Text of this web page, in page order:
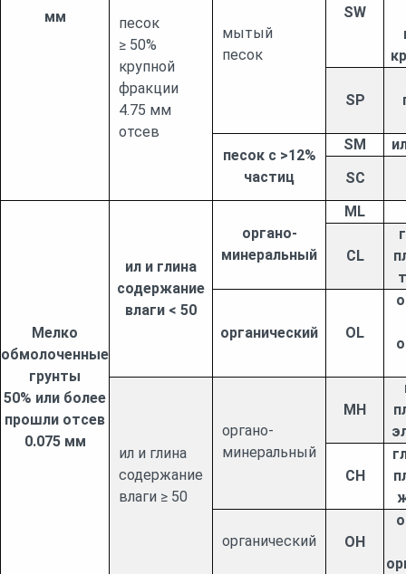
мм
песок
≥ 50%
крупной
фракции
4.75 мм
отсев
мытый
песок
SW
SP
песок с >12%
частиц
SM
SC
Мелко
обмолоченные
грунты
50% или более
прошли отсев
0.075 мм
ил и глина
содержание
влаги < 50
органо-
минеральный
ML
CL
органический OL
ил и глина
содержание
влаги ≥ 50
органо-
минеральный
MH
CH
органический OH